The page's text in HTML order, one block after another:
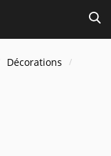
Décorations